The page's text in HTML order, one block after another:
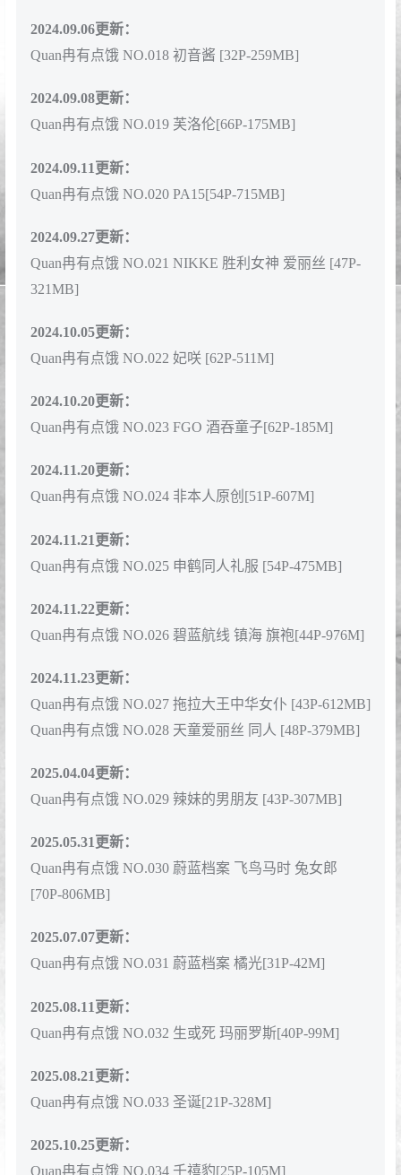
2024.09.06更新：
Quan冉有点饿 NO.018 初音酱 [32P-259MB]
2024.09.08更新：
Quan冉有点饿 NO.019 芙洛伦[66P-175MB]
2024.09.11更新：
Quan冉有点饿 NO.020 PA15[54P-715MB]
2024.09.27更新：
Quan冉有点饿 NO.021 NIKKE 胜利女神 爱丽丝 [47P-
321MB]
2024.10.05更新：
Quan冉有点饿 NO.022 妃咲 [62P-511M]
2024.10.20更新：
Quan冉有点饿 NO.023 FGO 酒吞童子[62P-185M]
2024.11.20更新：
Quan冉有点饿 NO.024 非本人原创[51P-607M]
2024.11.21更新：
Quan冉有点饿 NO.025 申鹤同人礼服 [54P-475MB]
2024.11.22更新：
Quan冉有点饿 NO.026 碧蓝航线 镇海 旗袍[44P-976M]
2024.11.23更新：
Quan冉有点饿 NO.027 拖拉大王中华女仆 [43P-612MB]
Quan冉有点饿 NO.028 天童爱丽丝 同人 [48P-379MB]
2025.04.04更新：
Quan冉有点饿 NO.029 辣妹的男朋友 [43P-307MB]
2025.05.31更新：
Quan冉有点饿 NO.030 蔚蓝档案 飞鸟马时 兔女郎
[70P-806MB]
2025.07.07更新：
Quan冉有点饿 NO.031 蔚蓝档案 橘光[31P-42M]
2025.08.11更新：
Quan冉有点饿 NO.032 生或死 玛丽罗斯[40P-99M]
2025.08.21更新：
Quan冉有点饿 NO.033 圣诞[21P-328M]
2025.10.25更新：
Quan冉有点饿 NO.034 千禧豹[25P-105M]